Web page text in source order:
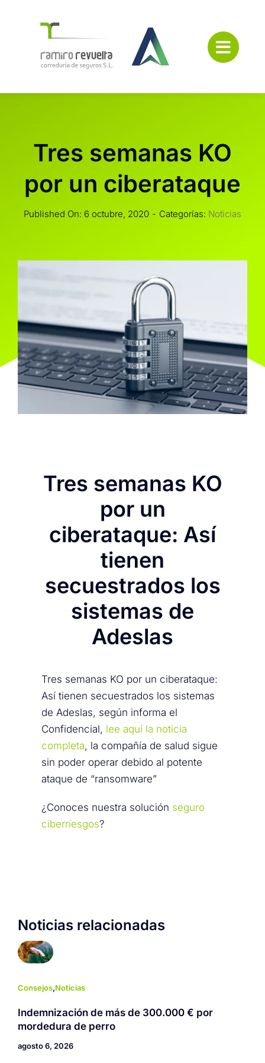
Tres semanas KO
por un ciberataque
Published On: 6 octubre, 2020 - Categorías: Noticias
Tres semanas KO
por un
ciberataque: Así
tienen
secuestrados los
sistemas de
Adeslas
Tres semanas KO por un ciberataque:
Así tienen secuestrados los sistemas
de Adeslas, según informa el
Confidencial, lee aquí la noticia
completa, la compañía de salud sigue
sin poder operar debido al potente
ataque de “ransomware”
¿Conoces nuestra solución seguro
ciberriesgos?
Noticias relacionadas
Consejos,Noticias
Indemnización de más de 300.000 € por
mordedura de perro
agosto 6, 2026